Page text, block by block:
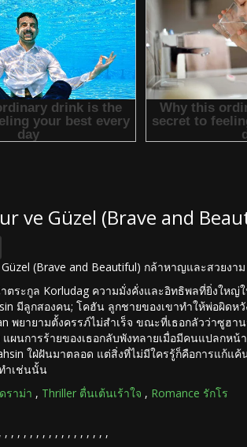
ve Güzel (Brave and
Güzel (Brave and Beautiful) กล้าหาญและสวยงาม
ตระกูล Korludag ความมั่งคั่งและอิทธิพลที่ยิ่งให
มีลูกสองคน; โคฮัน ลูกชายของเขาทำให้พ่อผิด
พยายามตั้งครรภ์ไม่สำเร็จ ขณะที่เธอกลัวว่าซูฮา
แผนการร้ายของเธอกลับพังทลายเมื่อมีคนแปลกห
ใฝ่ฝันมาตลอด แต่สิ่งที่ไม่มีใครรู้ก็คือการแก้แ
ำเช่นนั้น
ราม่า , Thriller ตื่นเต้นเร้าใจ , Romance รักโร
, , , , , , , , , , , , , , , , , ,